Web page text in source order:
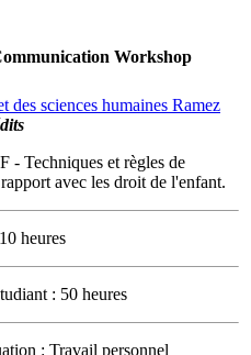
Workshop
des sciences humaines Ramez
- Techniques et règles de
avec les droit de l'enfant.
heures
: 50 heures
: Travail personnel